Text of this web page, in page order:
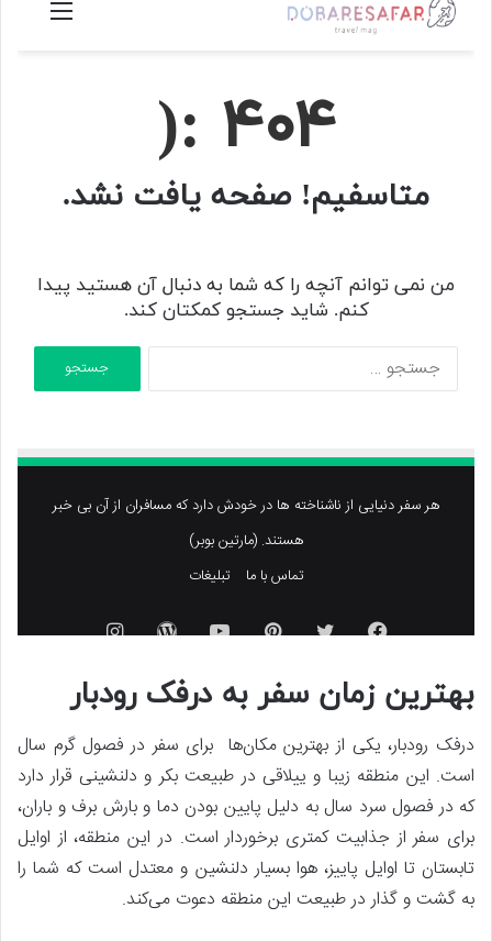
بهترین زمان سفر به درفک رودبار
درفک رودبار، یکی از بهترین مکان‌ها برای سفر در فصول گرم سال
است. این منطقه زیبا و ییلاقی در طبیعت بکر و دلنشینی قرار دارد
که در فصول سرد سال به دلیل پایین بودن دما و بارش برف و باران،
برای سفر از جذابیت کمتری برخوردار است. در این منطقه، از اوایل
تابستان تا اوایل پاییز، هوا بسیار دلنشین و معتدل است که شما را
به گشت و گذار در طبیعت این منطقه دعوت می‌کند.